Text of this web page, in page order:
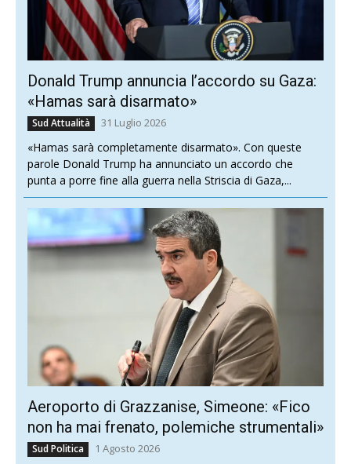
Donald Trump annuncia l’accordo su Gaza:
«Hamas sarà disarmato»
Sud Attualità 31 Luglio 2026
«Hamas sarà completamente disarmato». Con queste
parole Donald Trump ha annunciato un accordo che
punta a porre fine alla guerra nella Striscia di Gaza,...
Aeroporto di Grazzanise, Simeone: «Fico
non ha mai frenato, polemiche strumentali»
Sud Politica 1 Agosto 2026